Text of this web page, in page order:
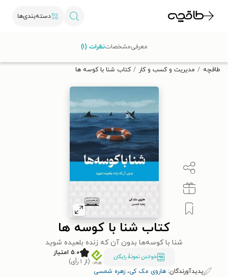
دسته‌بندی‌ها
تخفیف از طاقچه دریافت کن.
طاقچه مدیریت و کسب و کار کتاب شنا با کوسه ها
کتاب شنا با کوسه ها
شنا با کوسه‌ها بدون آن که زنده بلعیده شوید
خواندن نمونۀ رایگان
۵.۰ امتیاز
(از ۱ رأی)
پدیدآورندگان: هاروی مک کی، زهره شمسی
معرفیمشخصاتنظرات (۱)